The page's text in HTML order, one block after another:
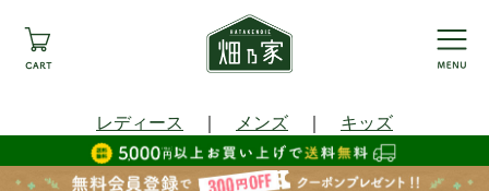
レディース ｜ メンズ ｜ キッズ